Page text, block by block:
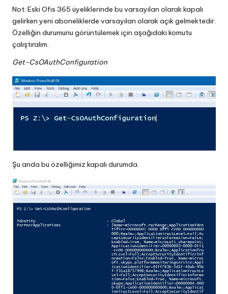
Not: Eski Ofis 365 üyeliklerinde bu varsayılan olarak kapalı
gelirken yeni aboneliklerde varsayılan olarak açık gelmektedir.
Özelliğin durumunu görüntülemek için aşağıdaki komutu
çalıştıralım.
Get-CsOAuthConfiguration
Şu anda bu özelliğimiz kapalı durumda.